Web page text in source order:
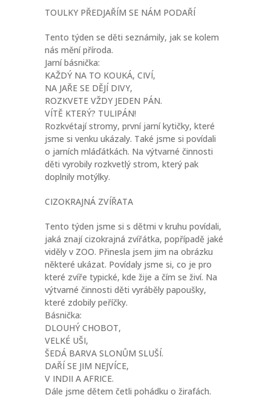
FACEBOOK
INSTAGRAM
TOULKY PŘEDJAŘÍM SE NÁM PODAŘÍ
Tento týden se děti seznámily, jak se kolem
nás mění příroda.
Jarní básnička:
KAŽDÝ NA TO KOUKÁ, CIVÍ,
NA JAŘE SE DĚJÍ DIVY,
ROZKVETE VŽDY JEDEN PÁN.
VÍTĚ KTERÝ? TULIPÁN!
Rozkvétají stromy, první jarní kytičky, které
jsme si venku ukázaly. Také jsme si povídali
o jarních mláďátkách. Na výtvarné činnosti
děti vyrobily rozkvetlý strom, který pak
doplnily motýlky.
CIZOKRAJNÁ ZVÍŘATA
Tento týden jsme si s dětmi v kruhu povídali,
jaká znají cizokrajná zvířátka, popřípadě jaké
viděly v ZOO. Přinesla jsem jim na obrázku
některé ukázat. Povídaly jsme si, co je pro
které zvíře typické, kde žije a čím se živí. Na
výtvarné činnosti děti vyráběly papoušky,
které zdobily peříčky.
Básnička:
DLOUHÝ CHOBOT,
VELKÉ UŠI,
ŠEDÁ BARVA SLONŮM SLUŠÍ.
DAŘÍ SE JIM NEJVÍCE,
V INDII A AFRICE.
Dále jsme dětem četli pohádku o žirafách.